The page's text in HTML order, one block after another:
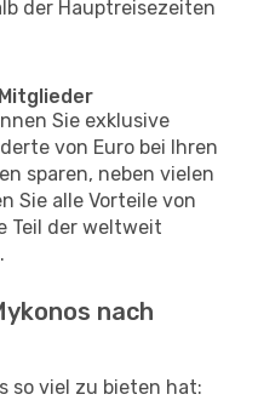
der Hauptreisezeiten
Sie exklusive
von Euro bei Ihren
sparen, neben vielen
Sie alle Vorteile von
Teil der weltweit
nach
so viel zu bieten hat: